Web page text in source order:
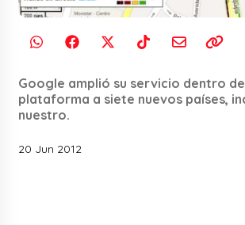
Google amplió su servicio dentro
plataforma a siete nuevos países,
nuestro.
20 Jun 2012